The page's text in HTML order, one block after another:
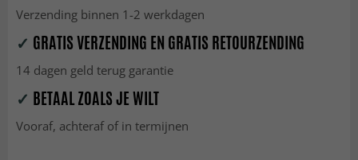
Verzending binnen 1-2 werkdagen
✓ GRATIS VERZENDING EN GRATIS RETOURZENDING
14 dagen geld terug garantie
✓ BETAAL ZOALS JE WILT
Vooraf, achteraf of in termijnen